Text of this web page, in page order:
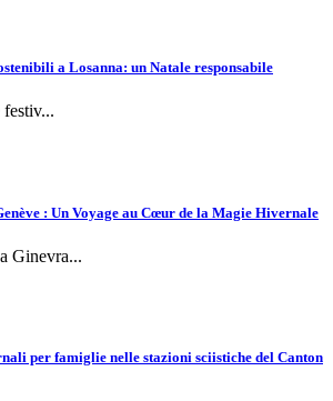
a Losanna: un Natale responsabile
: Un Voyage au Cœur de la Magie Hivernale
Ginevra...
per famiglie nelle stazioni sciistiche del Canton